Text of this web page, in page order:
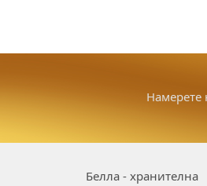
Намерете
Белла - хранителна